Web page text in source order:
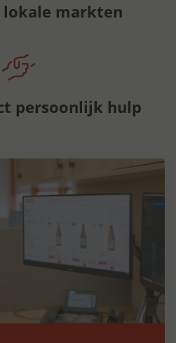
lokale markten
persoonlijk hulp